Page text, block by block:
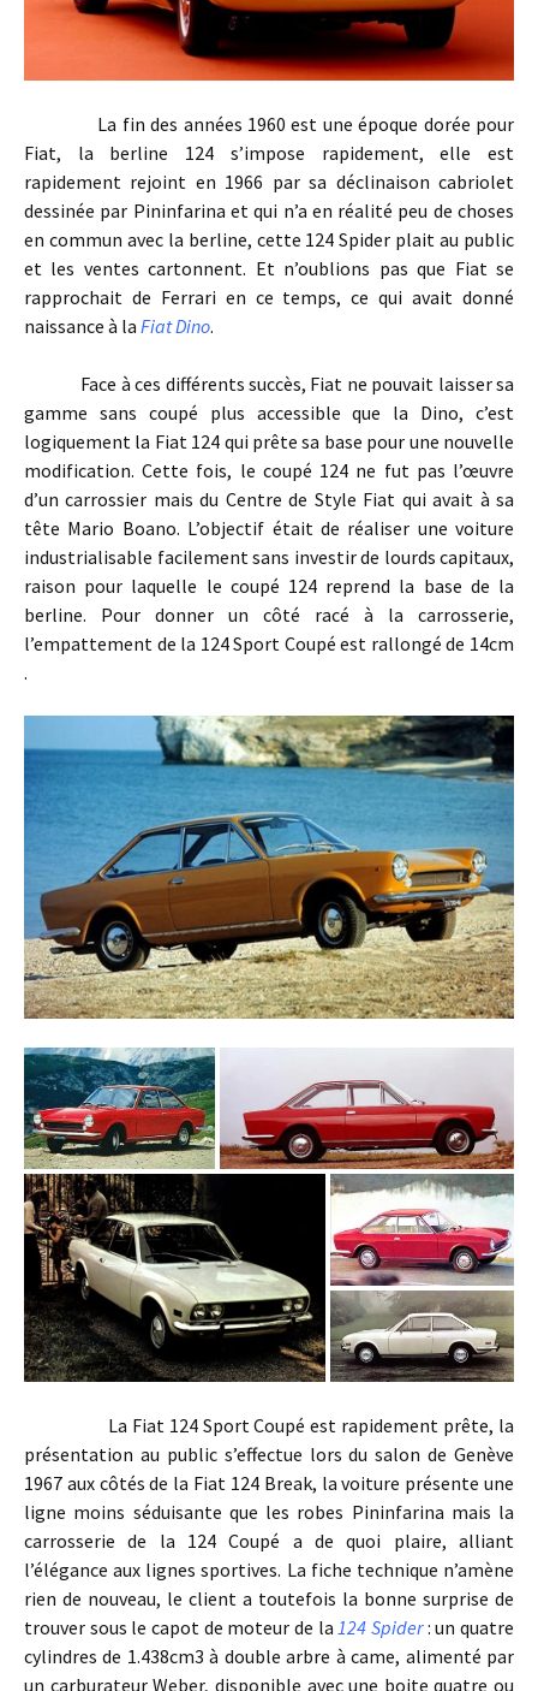
La fin des années 1960 est une époque dorée pour
Fiat, la berline 124 s’impose rapidement, elle est
rapidement rejoint en 1966 par sa déclinaison cabriolet
dessinée par Pininfarina et qui n’a en réalité peu de choses
en commun avec la berline, cette 124 Spider plait au public
et les ventes cartonnent. Et n’oublions pas que Fiat se
rapprochait de Ferrari en ce temps, ce qui avait donné
naissance à la Fiat Dino.
Face à ces différents succès, Fiat ne pouvait laisser sa
gamme sans coupé plus accessible que la Dino, c’est
logiquement la Fiat 124 qui prête sa base pour une nouvelle
modification. Cette fois, le coupé 124 ne fut pas l’œuvre
d’un carrossier mais du Centre de Style Fiat qui avait à sa
tête Mario Boano. L’objectif était de réaliser une voiture
industrialisable facilement sans investir de lourds capitaux,
raison pour laquelle le coupé 124 reprend la base de la
berline. Pour donner un côté racé à la carrosserie,
l’empattement de la 124 Sport Coupé est rallongé de 14cm
.
La Fiat 124 Sport Coupé est rapidement prête, la
présentation au public s’effectue lors du salon de Genève
1967 aux côtés de la Fiat 124 Break, la voiture présente une
ligne moins séduisante que les robes Pininfarina mais la
carrosserie de la 124 Coupé a de quoi plaire, alliant
l’élégance aux lignes sportives. La fiche technique n’amène
rien de nouveau, le client a toutefois la bonne surprise de
trouver sous le capot de moteur de la 124 Spider: un quatre
cylindres de 1.438cm3 à double arbre à came, alimenté par
un carburateur Weber, disponible avec une boite quatre ou